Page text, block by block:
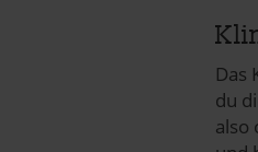
Das
du
also